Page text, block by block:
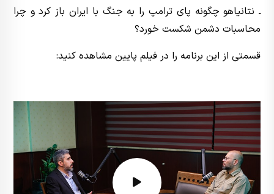
ـ نتانیاهو چگونه پای ترامپ را به جنگ با ایران باز کرد و چرا
محاسبات دشمن شکست خورد؟
قسمتی از این برنامه را در فیلم پایین مشاهده کنید: